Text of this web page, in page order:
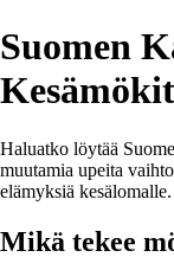
Suomen
Kesämökit
Haluatko löytää
muutamia upeita
elämyksiä kesälomalle.
Mikä tekee